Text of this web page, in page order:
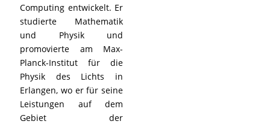
Computing entwickelt. Er
studierte Mathematik
und Physik und
promovierte am Max-
Planck-Institut für die
Physik des Lichts in
Erlangen, wo er für seine
Leistungen auf dem
Gebiet der